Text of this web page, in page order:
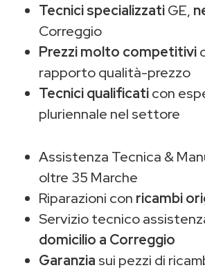
Tecnici specializzatiGE,
Correggio
Prezzi molto competitivi
rapporto qualità-prezzo
Tecnici qualificaticon
pluriennale nel settore
Assistenza Tecnica &
oltre 35 Marche
Riparazioni con ricambi
Servizio tecnico
domicilio a Correggio
Garanzia sui pezzi di